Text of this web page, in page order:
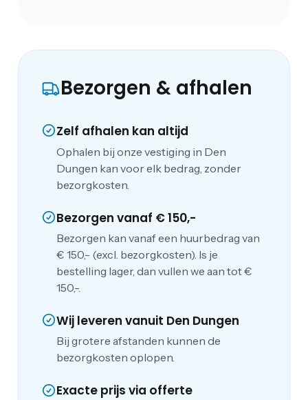
Bezorgen & afhalen
Zelf afhalen kan altijd
Ophalen bij onze vestiging in Den
Dungen kan voor elk bedrag, zonder
bezorgkosten.
Bezorgen vanaf € 150,-
Bezorgen kan vanaf een huurbedrag van
€ 150,- (excl. bezorgkosten). Is je
bestelling lager, dan vullen we aan tot €
150,-.
Wij leveren vanuit Den Dungen
Bij grotere afstanden kunnen de
bezorgkosten oplopen.
Exacte prijs via offerte